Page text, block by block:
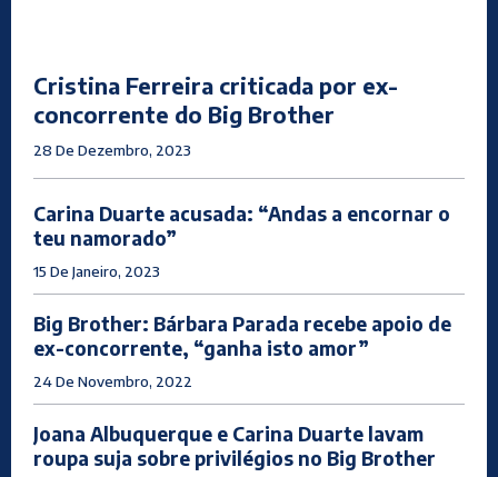
Cristina Ferreira criticada por ex-
concorrente do Big Brother
28 De Dezembro, 2023
Carina Duarte acusada: “Andas a encornar o
teu namorado”
15 De Janeiro, 2023
Big Brother: Bárbara Parada recebe apoio de
ex-concorrente, “ganha isto amor”
24 De Novembro, 2022
Joana Albuquerque e Carina Duarte lavam
roupa suja sobre privilégios no Big Brother